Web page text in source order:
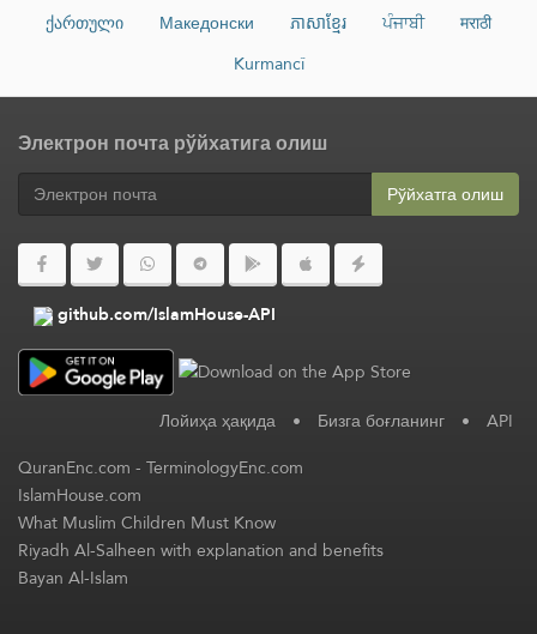
ქართული
Македонски ភាសាខ្មែរ ਪੰਜਾਬੀ
मराठी
Kurmancî
Электрон почта рўйхатига олиш
Рўйхатга олиш
github.com/IslamHouse-API
Лойиҳа ҳақида • Бизга боғланинг • API
QuranEnc.com-TerminologyEnc.com
IslamHouse.com
What Muslim Children Must Know
Riyadh Al-Salheen with explanation and benefits
Bayan Al-Islam